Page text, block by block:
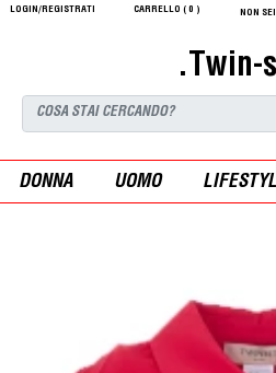
LOGIN/REGISTRATI CARRELLO ( 0 ) NON
.Twin-
DONNA UOMO